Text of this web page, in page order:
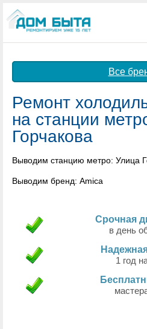
Все
Ремонт
на станции
Горчакова
Выводим станцию метро: Улица
Выводим бренд: Amica
Срочная
в день
1 год